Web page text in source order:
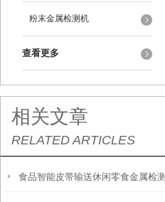
粉末金属检测机
查看更多
相关文章
RELATED ARTICLES
食品智能皮带输送休闲零食金属检测